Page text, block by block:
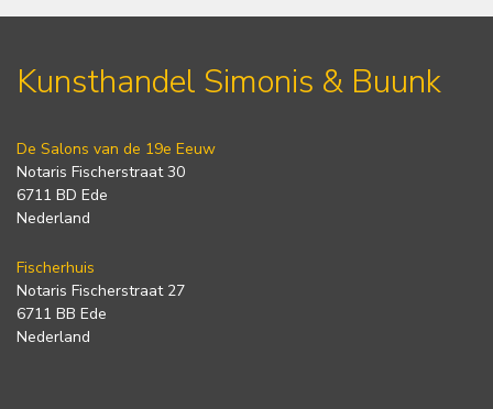
Kunsthandel Simonis & Buunk
De Salons van de 19e Eeuw
Notaris Fischerstraat 30
6711 BD Ede
Nederland
Fischerhuis
Notaris Fischerstraat 27
6711 BB Ede
Nederland